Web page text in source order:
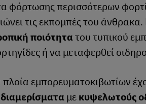
φόρτωσης περισσότερων
τις εκπομπές του
ποιότητατου τυπικού
ή να μεταφερθεί
εμπορευματοκιβωτίων
διαμερίσματα με κυψελωτούς